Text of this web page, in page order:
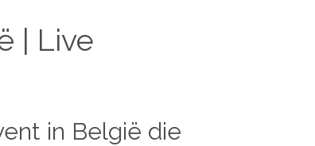
| Live
in België die